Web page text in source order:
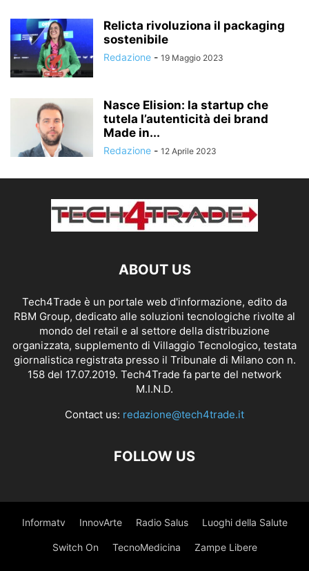
Relicta rivoluziona il packaging
sostenibile
Redazione - 19 Maggio 2023
Nasce Elision: la startup che
tutela l’autenticità dei brand
Made in...
Redazione - 12 Aprile 2023
ABOUT US
Tech4Trade è un portale web d'informazione, edito da
RBM Group, dedicato alle soluzioni tecnologiche rivolte al
mondo del retail e al settore della distribuzione
organizzata, supplemento di Villaggio Tecnologico, testata
giornalistica registrata presso il Tribunale di Milano con n.
158 del 17.07.2019. Tech4Trade fa parte del network
M.I.N.D.
Contact us: redazione@tech4trade.it
FOLLOW US
Informatv InnovArte Radio Salus Luoghi della Salute
Switch On TecnoMedicina Zampe Libere